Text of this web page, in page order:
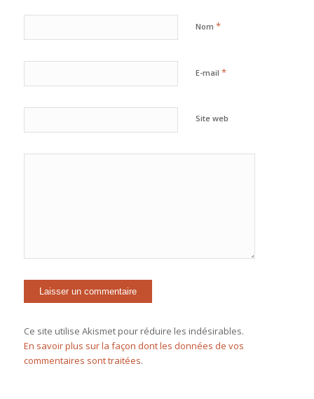
Nom *
E-mail *
Site web
Ce site utilise Akismet pour réduire les indésirables.
En savoir plus sur la façon dont les données de vos
commentaires sont traitées.